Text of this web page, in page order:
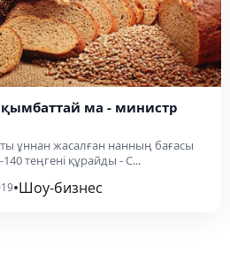
қымбаттай ма - министр
ұннан жасалған нанның бағасы
140 теңгені құрайды - С...
•Шоу-бизнес